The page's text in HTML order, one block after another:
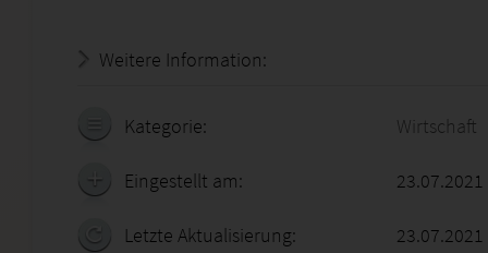
Weitere Information:
Kategorie: Wirtschaft
Eingestellt am:
Letzte Aktualisierung: 23.07.2021